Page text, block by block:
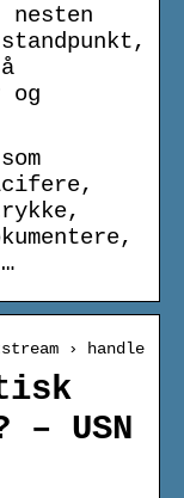
nesten
og
› handle
USN